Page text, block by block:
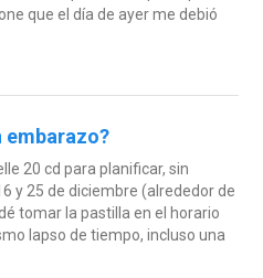
que el día de ayer me debió
embarazo?
20 cd para planificar, sin
y 25 de diciembre (alrededor de
tomar la pastilla en el horario
lapso de tiempo, incluso una